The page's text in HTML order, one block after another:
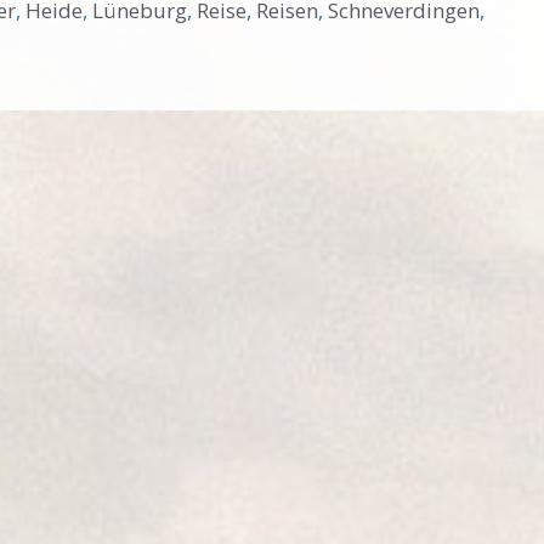
, Heide, Lüneburg, Reise, Reisen,Schneverdingen,